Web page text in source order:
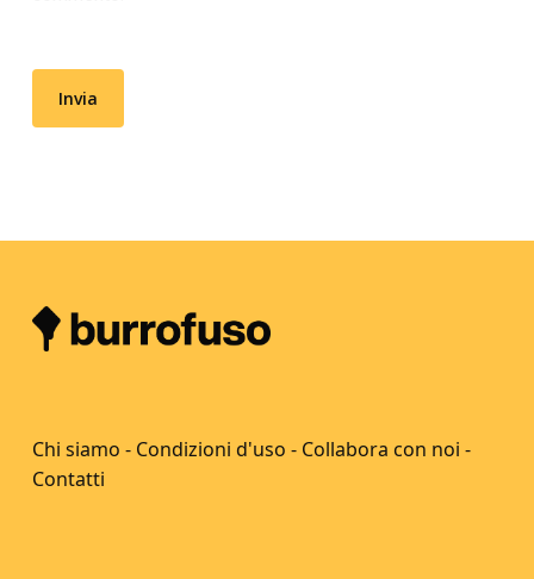
Chi siamo - Condizioni d'uso - Collabora con noi -
Contatti